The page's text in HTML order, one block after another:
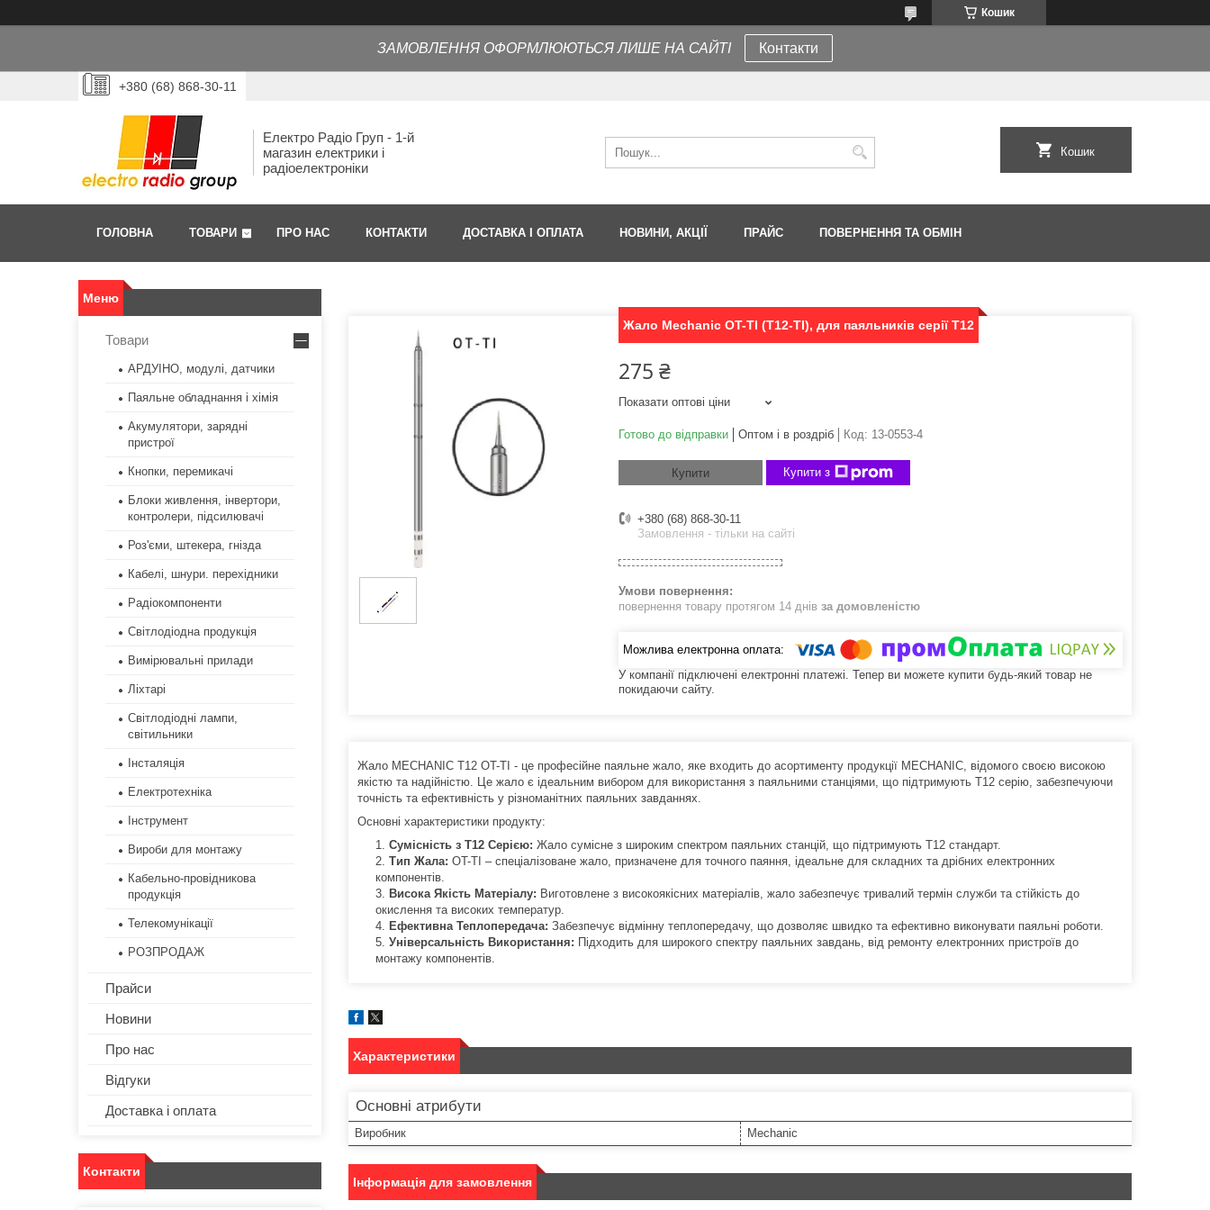
Кошик
ЗАМОВЛЕННЯ ОФОРМЛЮЮТЬСЯ ЛИШЕ НА САЙТІ Контакти
+380 (68) 868-30-11
Електро Радіо Груп - 1-й
магазин електрики і
радіоелектроніки
Кошик
ГОЛОВНА ТОВАРИ ПРО НАС КОНТАКТИ ДОСТАВКА І ОПЛАТА НОВИНИ, АКЦІЇ ПРАЙС ПОВЕРНЕННЯ ТА ОБМІН
Жало Mechanic OT-TI (T12-TI), для паяльників серії T12
275 ₴
Показати оптові ціни
Готово до відправки Оптом і в роздріб Код: 13-0553-4
Купити Купити з
+380 (68) 868-30-11
Замовлення - тільки на сайті
повернення товару протягом 14 днів за домовленістю
У компанії підключені електронні платежі. Тепер ви можете купити будь-який товар не
покидаючи сайту.
Жало MECHANIC T12 OT-TI - це професійне паяльне жало, яке входить до асортименту продукції MECHANIC, відомого своєю високою
якістю та надійністю. Це жало є ідеальним вибором для використання з паяльними станціями, що підтримують T12 серію, забезпечуючи
точність та ефективність у різноманітних паяльних завданнях.
Основні характеристики продукту:
Сумісність з T12 Серією: Жало сумісне з широким спектром паяльних станцій, що підтримують T12 стандарт.
Тип Жала: OT-TI – спеціалізоване жало, призначене для точного паяння, ідеальне для складних та дрібних електронних
компонентів.
Висока Якість Матеріалу: Виготовлене з високоякісних матеріалів, жало забезпечує тривалий термін служби та стійкість до
окислення та високих температур.
Ефективна Теплопередача: Забезпечує відмінну теплопередачу, що дозволяє швидко та ефективно виконувати паяльні роботи.
Універсальність Використання: Підходить для широкого спектру паяльних завдань, від ремонту електронних пристроїв до
монтажу компонентів.
Характеристики
Основні атрибути
Виробник Mechanic
Інформація для замовлення
Товари
АРДУІНО, модулі, датчики
Паяльне обладнання і хімія
Акумулятори, зарядні
пристрої
Кнопки, перемикачі
Блоки живлення, інвертори,
контролери, підсилювачі
Роз'єми, штекера, гнізда
Кабелі, шнури. перехідники
Радіокомпоненти
Світлодіодна продукція
Вимірювальні прилади
Ліхтарі
Світлодіодні лампи,
світильники
Інсталяція
Електротехніка
Інструмент
Вироби для монтажу
Кабельно-провідникова
продукція
Телекомунікації
РОЗПРОДАЖ
Прайси
Новини
Про нас
Відгуки
Доставка і оплата
Контакти